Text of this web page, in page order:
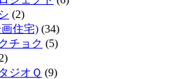
(2)
住宅) (34)
チョク (5)
ジオＱ (9)